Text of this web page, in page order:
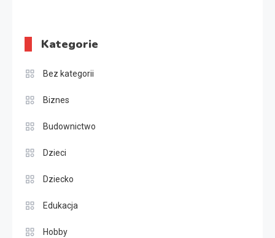
Kategorie
Bez kategorii
Biznes
Budownictwo
Dzieci
Dziecko
Edukacja
Hobby